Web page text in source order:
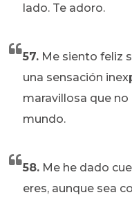
lado. Te adoro.
57. Me siento feliz
una sensación
maravillosa que
mundo.
58. Me he dado
eres, aunque sea